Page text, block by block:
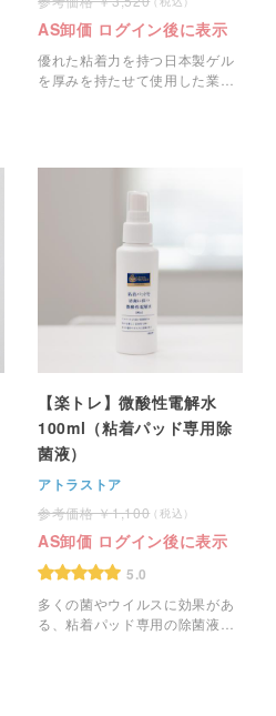
AS卸価 ログイン後に表示
優れた粘着力を持つ日本製ゲル
を厚みを持たせて使用した業務
【楽トレ】微酸性電解水
100ml（粘着パッド専用除
菌液）
アトラストア
1,100
AS卸価 ログイン後に表示
5.0
多くの菌やウイルスに効果があ
る、粘着パッド専用の除菌液で